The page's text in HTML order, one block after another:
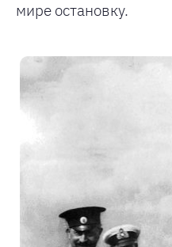
мире остановку.